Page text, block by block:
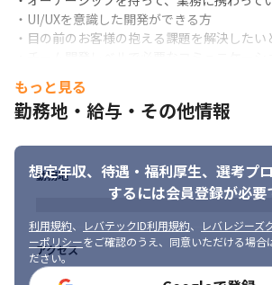
・UI/UXを意識した開発ができる方
・目の前のお客様の抱える課題を解決した
もっと見る
勤務地・給与・その他情報
想定年収、待遇・福利厚生、 選考プ
するには会員登録が必要
利用規約、 レバテックID利用規約、
レバレジーズ
ーポリシーをご確認のうえ、同意いただける場合
ださい。
勤務地
アクセス